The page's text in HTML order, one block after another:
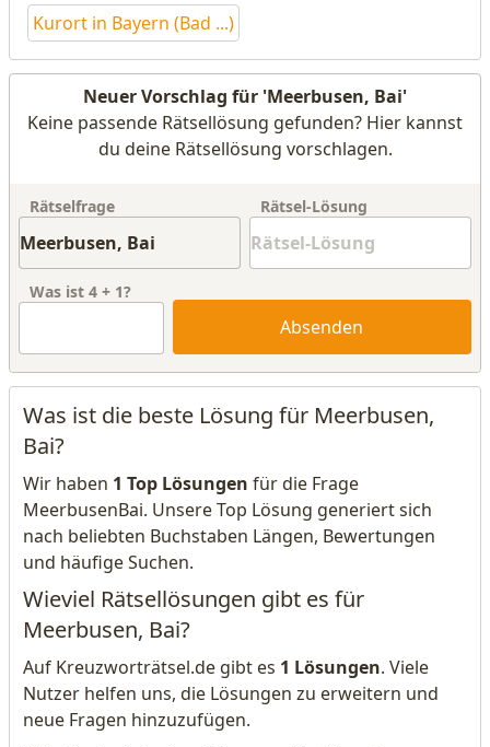
Kurort in Bayern (Bad ...)
Neuer Vorschlag für 'Meerbusen, Bai'
Keine passende Rätsellösung gefunden? Hier kannst
du deine Rätsellösung vorschlagen.
Rätselfrage Rätsel-Lösung
Was ist 4 + 1?
Absenden
Was ist die beste Lösung für Meerbusen,
Bai?
Wir haben 1 Top Lösungen für die Frage
MeerbusenBai. Unsere Top Lösung generiert sich
nach beliebten Buchstaben Längen, Bewertungen
und häufige Suchen.
Wieviel Rätsellösungen gibt es für
Meerbusen, Bai?
Auf Kreuzworträtsel.de gibt es 1 Lösungen. Viele
Nutzer helfen uns, die Lösungen zu erweitern und
neue Fragen hinzuzufügen.